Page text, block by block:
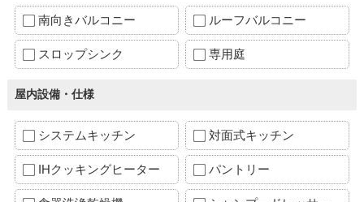
南向きバルコニー ルーフバルコニー
スロップシンク 専用庭
屋内設備・仕様
システムキッチン 対面式キッチン
IHクッキングヒーター パントリー